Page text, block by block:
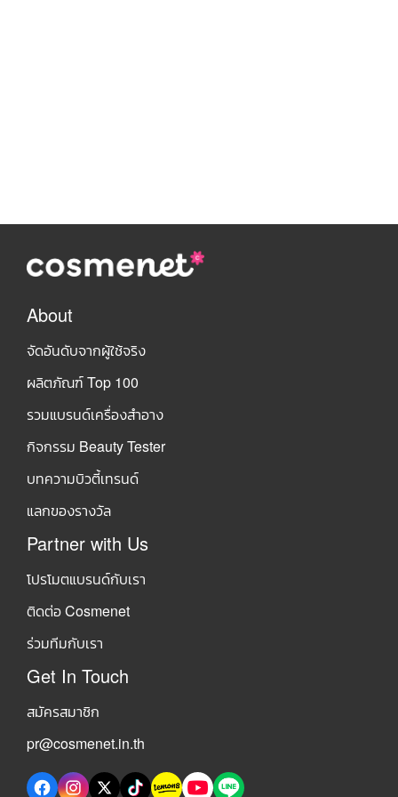
About
จัดอันดับจากผู้ใช้จริง
ผลิตภัณฑ์ Top 100
รวมแบรนด์เครื่องสำอาง
กิจกรรม Beauty Tester
บทความบิวตี้เทรนด์
แลกของรางวัล
Partner with Us
โปรโมตแบรนด์กับเรา
ติดต่อ Cosmenet
ร่วมทีมกับเรา
Get In Touch
สมัครสมาชิก
pr@cosmenet.in.th